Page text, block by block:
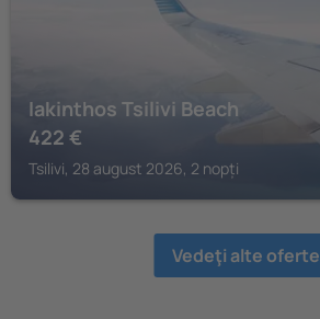
Iakinthos Tsilivi Beach
422 €
Tsilivi, 28 august 2026, 2 nopți
Vedeţi alte oferte